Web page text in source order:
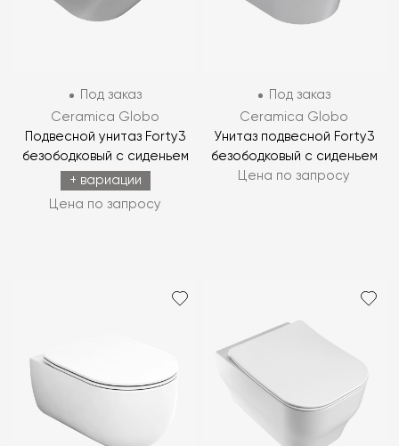
Под заказ
Ceramica Globo
Подвесной унитаз Forty3
безободковый с сиденьем
+ вариации
Цена по запросу
Под заказ
Ceramica Globo
Унитаз подвесной Forty3
безободковый с сиденьем
Цена по запросу